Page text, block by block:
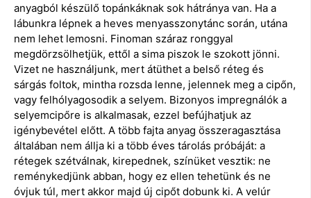
anyagból készülő topánkáknak sok hátránya van. Ha a
lábunkra lépnek a heves menyasszonytánc során, utána
nem lehet lemosni. Finoman száraz ronggyal
megdörzsölhetjük, ettől a sima piszok le szokott jönni.
Vizet ne használjunk, mert átüthet a belső réteg és
sárgás foltok, mintha rozsda lenne, jelennek meg a cipőn,
vagy felhólyagosodik a selyem. Bizonyos impregnálók a
selyemcipőre is alkalmasak, ezzel befújhatjuk az
igénybevétel előtt. A több fajta anyag összeragasztása
általában nem állja ki a több éves tárolás próbáját: a
rétegek szétválnak, kirepednek, színüket vesztik: ne
reménykedjünk abban, hogy ez ellen tehetünk és ne
óvjuk túl, mert akkor majd új cipőt dobunk ki. A velúr